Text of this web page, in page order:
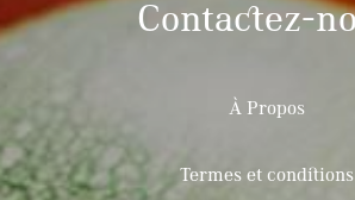
Contactez-
À Propos
Termes et conditions